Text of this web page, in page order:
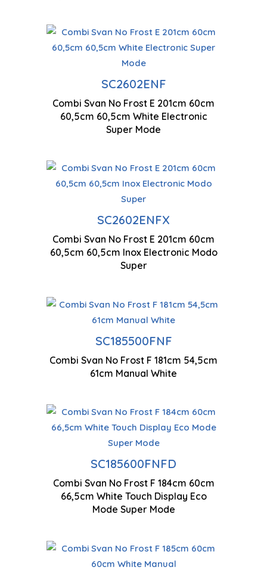
SC2602ENF
Combi Svan No Frost E 201cm 60cm
60,5cm 60,5cm White Electronic
Super Mode
Technologie antigel
Ventilation à flux d'air
multiples
Contrôle électronique
SC2602ENFX
Combi Svan No Frost E 201cm 60cm
60,5cm 60,5cm Inox Electronic Modo
Super
Technologie antigel
Ventilation à flux d'air
multiples
SC185500FNF
Combi Svan No Frost F 181cm 54,5cm
61cm Manual White
Technologie antigel
1810 x 545 x 610 mm
SC185600FNFD
Combi Svan No Frost F 184cm 60cm
66,5cm White Touch Display Eco
Mode Super Mode
Ecran tactile LED de
contrôle
Eclairage LED